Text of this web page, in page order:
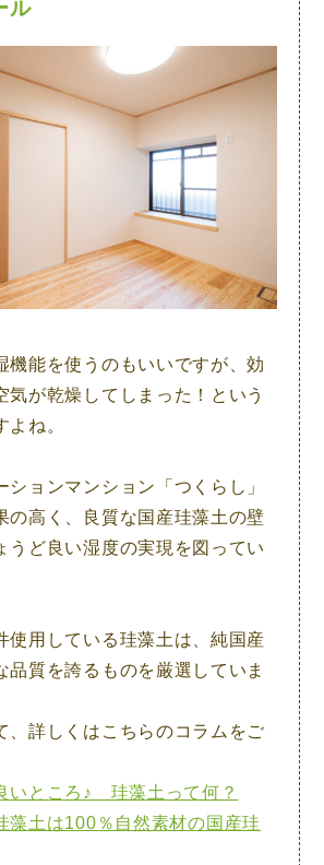
ル
機能を使うのもいいですが、効
気が乾燥してしまった！という
よね。
ションマンション「つくらし」
の高く、良質な国産珪藻土の壁
うど良い湿度の実現を図ってい
使用している珪藻土は、純国産
品質を誇るものを厳選していま
、詳しくはこちらのコラムをご
いところ♪ 珪藻土って何？
藻土は100％自然素材の国産珪